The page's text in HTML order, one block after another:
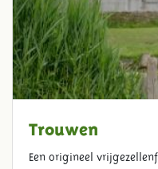
Trouwen
Een origineel